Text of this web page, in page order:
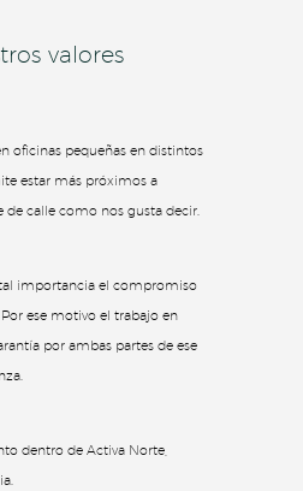
valores
oficinas pequeñas en distintos
estar más próximos a
de calle como nos gusta decir.
importancia el compromiso
ese motivo el trabajo en
por ambas partes de ese
dentro de Activa Norte,